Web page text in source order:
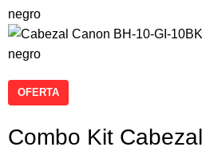
OFERTA
Combo Kit